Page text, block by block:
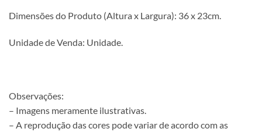
Dimensões do Produto (Altura x Largura): 36 x 23cm.
Unidade de Venda: Unidade.
Observações:
– Imagens meramente ilustrativas.
– A reprodução das cores pode variar de acordo com as